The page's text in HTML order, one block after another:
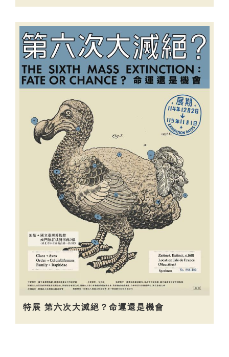
特展 第六次大滅絕？命運還是機會